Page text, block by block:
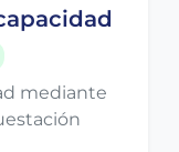
mediante